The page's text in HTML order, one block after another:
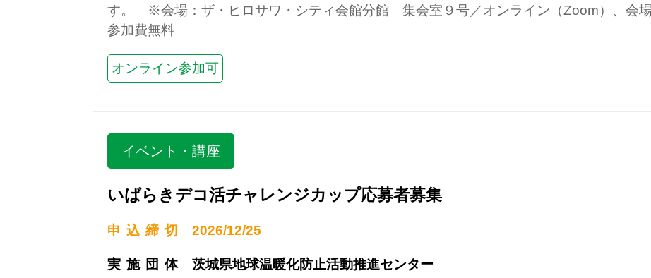
す。 ※会場：ザ・ヒロサワ・シティ会館分館 集会室９号／オンライン（Zoom）、会場
参加費無料
オンライン参加可
イベント・講座
いばらきデコ活チャレンジカップ応募者募集
申込締切 2026/12/25
実施団体 茨城県地球温暖化防止活動推進センター